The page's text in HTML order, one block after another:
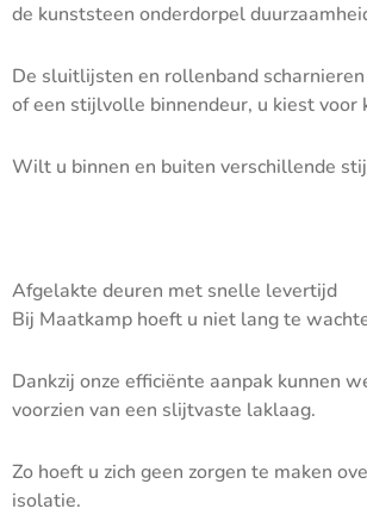
de kunststeen onderdorpel
De sluitlijsten en rollenband
of een stijlvolle binnendeur, u kiest
Wilt u binnen en buiten verschillende
Afgelakte deuren met snelle levertijd
Bij Maatkamp hoeft u niet lang te
Dankzij onze efficiënte aanpak kunnen
voorzien van een slijtvaste laklaag.
Zo hoeft u zich geen zorgen te maken
isolatie.